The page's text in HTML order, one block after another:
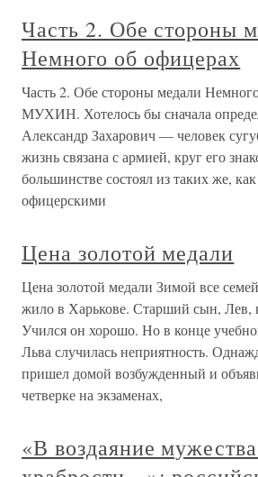
Часть 2. Обе стороны
Немного об офицерах
Часть 2. Обе стороны медали
МУХИН. Хотелось бы сначала
Александр Захарович — человек
жизнь связана с армией, круг его
большинстве состоял из таких же,
офицерскими
Цена золотой медали
Цена золотой медали Зимой все
жило в Харькове. Старший сын, Лев,
Учился он хорошо. Но в конце
Льва случилась неприятность.
пришел домой возбужденный и
четверке на экзаменах,
«В воздаяние